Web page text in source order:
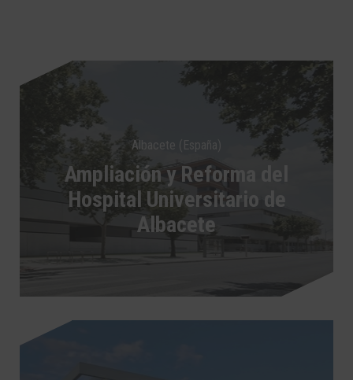
Albacete (España)
Ampliación y Reforma del
Hospital Universitario de
Albacete